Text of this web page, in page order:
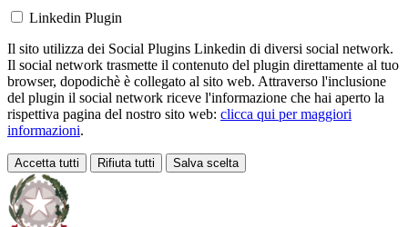
Linkedin Plugin
Il sito utilizza dei Social Plugins Linkedin di diversi social network.
Il social network trasmette il contenuto del plugin direttamente al tuo
browser, dopodichè è collegato al sito web. Attraverso l'inclusione
del plugin il social network riceve l'informazione che hai aperto la
rispettiva pagina del nostro sito web: clicca qui per maggiori
informazioni.
Accetta tutti Rifiuta tutti Salva scelta
Loading...